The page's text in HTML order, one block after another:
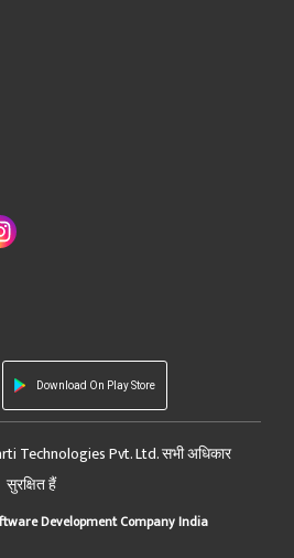
Download On Play Store
Technologies Pvt. Ltd. सभी अधिकार
सुरक्षित हैं
Development Company India